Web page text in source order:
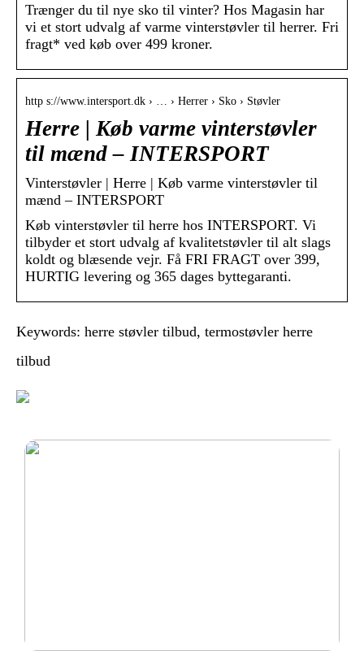
Trænger du til nye sko til vinter? Hos Magasin har
vi et stort udvalg af varme vinterstøvler til herrer. Fri
fragt* ved køb over 499 kroner.
http s://www.intersport.dk › … › Herrer › Sko › Støvler
Herre | Køb varme vinterstøvler
til mænd – INTERSPORT
Vinterstøvler | Herre | Køb varme vinterstøvler til
mænd – INTERSPORT
Køb vinterstøvler til herre hos INTERSPORT. Vi
tilbyder et stort udvalg af kvalitetstøvler til alt slags
koldt og blæsende vejr. Få FRI FRAGT over 399,
HURTIG levering og 365 dages byttegaranti.
Keywords: herre støvler tilbud, termostøvler herre
tilbud